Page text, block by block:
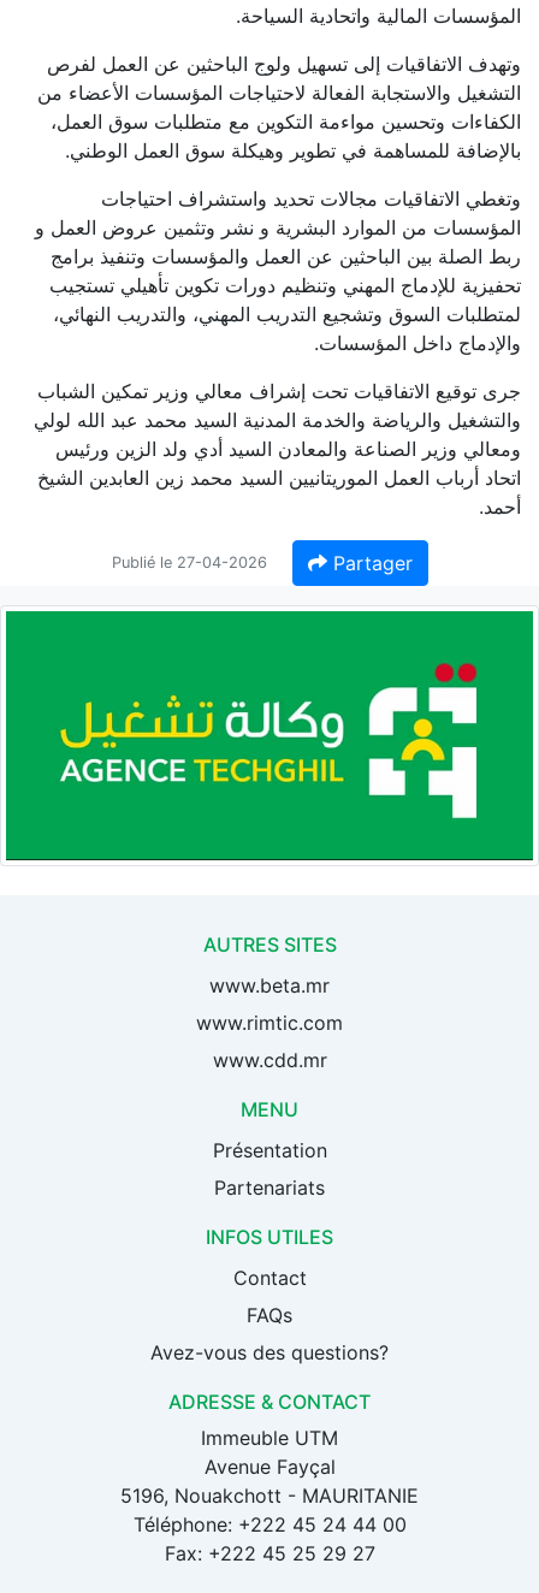
المؤسسات المالية واتحادية السياحة.
وتهدف الاتفاقيات إلى تسهيل ولوج الباحثين عن العمل لفرص
التشغيل والاستجابة الفعالة لاحتياجات المؤسسات الأعضاء من
الكفاءات وتحسين مواءمة التكوين مع متطلبات سوق العمل،
بالإضافة للمساهمة في تطوير وهيكلة سوق العمل الوطني.
وتغطي الاتفاقيات مجالات تحديد واستشراف احتياجات
المؤسسات من الموارد البشرية و نشر وتثمين عروض العمل و
ربط الصلة بين الباحثين عن العمل والمؤسسات وتنفيذ برامج
تحفيزية للإدماج المهني وتنظيم دورات تكوين تأهيلي تستجيب
لمتطلبات السوق وتشجيع التدريب المهني، والتدريب النهائي،
والإدماج داخل المؤسسات.
جرى توقيع الاتفاقيات تحت إشراف معالي وزير تمكين الشباب
والتشغيل والرياضة والخدمة المدنية السيد محمد عبد الله لولي
ومعالي وزير الصناعة والمعادن السيد أدي ولد الزين ورئيس
اتحاد أرباب العمل الموريتانيين السيد محمد زين العابدين الشيخ
أحمد.
Publié le 27-04-2026 Partager
AUTRES SITES
www.beta.mr
www.rimtic.com
www.cdd.mr
MENU
Présentation
Partenariats
INFOS UTILES
Contact
FAQs
Avez-vous des questions?
ADRESSE & CONTACT
Immeuble UTM
Avenue Fayçal
5196, Nouakchott - MAURITANIE
Téléphone: +222 45 24 44 00
Fax: +222 45 25 29 27